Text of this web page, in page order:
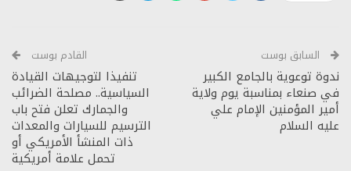
السابق بوست
ندوة توعوية بالجامع الكبير
في صنعاء بمناسبة يوم ولاية
أمير المؤمنين الإمام علي
عليه السلام
القادم بوست
تنفيذا لتوجيهات القيادة
السياسية.. مصلحة الضرائب
والجمارك تعلن فتح باب
الترسيم للسيارات والمعدات
ذات المنشأ الأمريكي أو
تحمل علامة أمريكية